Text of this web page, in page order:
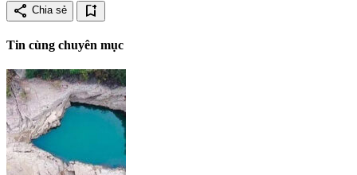
share Chia sẻ bookmark_add
Tin cùng chuyên mục